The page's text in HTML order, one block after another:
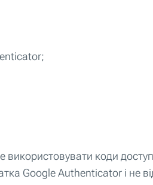
використовувати коди
Google Authenticator і не